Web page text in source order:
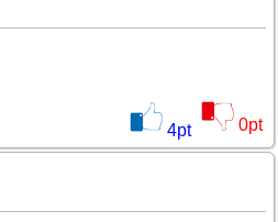
4pt 0pt